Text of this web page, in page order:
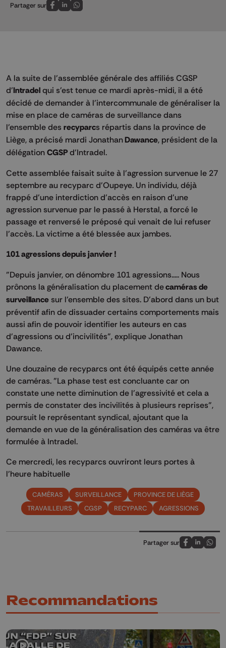
Partager sur
Partagez sur FaceBook
Partagez sur LinkedIn
Partagez sur Whatsapp
A la suite de l'assemblée générale des affiliés CGSP
d'Intradel qui s'est tenue ce mardi après-midi, il a été
décidé de demander à l'intercommunale de généraliser la
mise en place de caméras de surveillance dans
l'ensemble des recyparcs répartis dans la province de
Liège, a précisé mardi JonathanDawance, président de la
délégation CGSPd'Intradel.
Cette assemblée faisait suite à l'agression survenue le 27
septembre au recyparc d'Oupeye. Un individu, déjà
frappé d'une interdiction d'accès en raison d'une
agression survenue par le passé à Herstal, a forcé le
passage et renversé le préposé qui venait de lui refuser
l'accès. La victime a été blessée aux jambes.
101 agressions depuis janvier !
"Depuis janvier, on dénombre 101 agressions..... Nous
prônons la généralisation du placement decaméras de
surveillance sur l'ensemble des sites. D'abord dans un but
préventif afin de dissuader certains comportements mais
aussi afin de pouvoir identifier les auteurs en cas
d'agressions ou d'incivilités", explique Jonathan
Dawance.
Une douzaine de recyparcs ont été équipés cette année
de caméras. "La phase test est concluante car on
constate une nette diminution de l'agressivité et cela a
permis de constater des incivilités à plusieurs reprises",
poursuit le représentant syndical, ajoutant que la
demande en vue de la généralisation des caméras va être
formulée à Intradel.
Ce mercredi, les recyparcs ouvriront leurs portes à
l'heure habituelle
CAMÉRAS SURVEILLANCE
PROVINCE DE LIÈGE
TRAVAILLEURS
CGSP RECYPARC AGRESSIONS
Partager sur
Partagez sur
Partagez
Recommandations